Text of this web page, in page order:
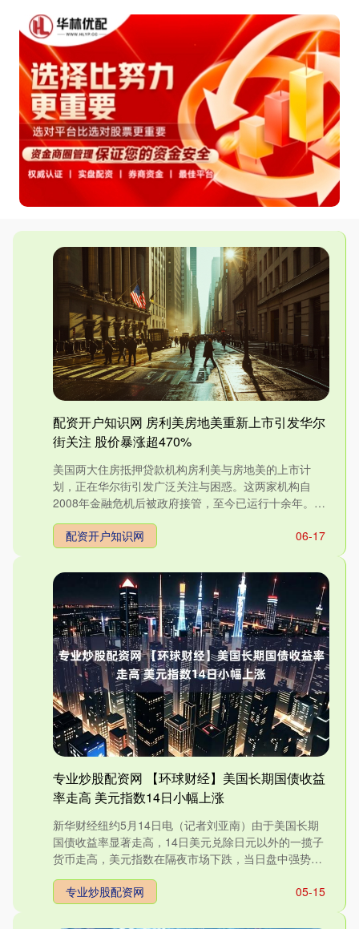
配资开户知识网 房利美房地美重新上市引发华尔
街关注 股价暴涨超470%
美国两大住房抵押贷款机构房利美与房地美的上市计
划，正在华尔街引发广泛关注与困惑。这两家机构自
2008年金融危机后被政府接管，至今已运行十余年。特
朗普政府明确表态....
06-17
配资开户知识网
专业炒股配资网 【环球财经】美国长期国债收益
率走高 美元指数14日小幅上涨
新华财经纽约5月14日电（记者刘亚南）由于美国长期
国债收益率显著走高，14日美元兑除日元以外的一揽子
货币走高，美元指数在隔夜市场下跌，当日盘中强势盘
整，午后由跌....
05-15
专业炒股配资网